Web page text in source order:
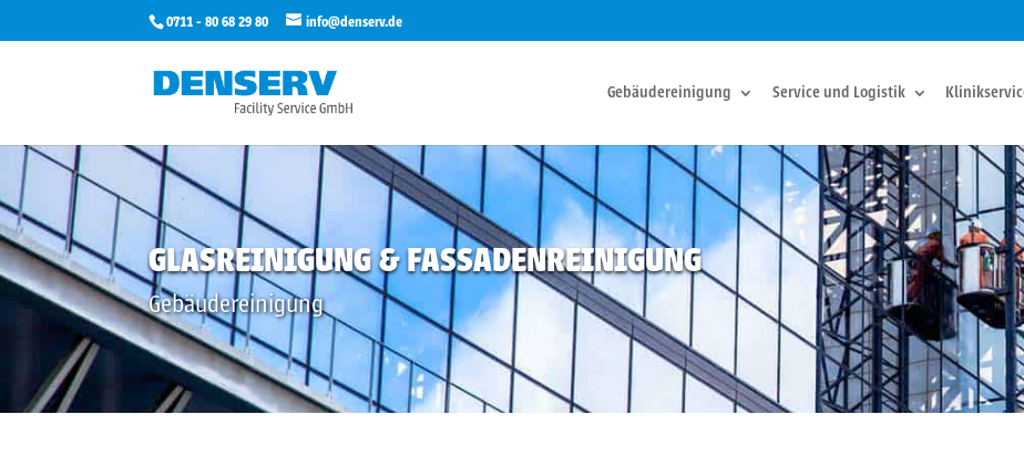
0711 - 80 68 29 80 info@denserv.de
Gebäudereinigung Service und Logistik
GLASREINIGUNG & FASSADENREINIGUNG
Gebäudereinigung